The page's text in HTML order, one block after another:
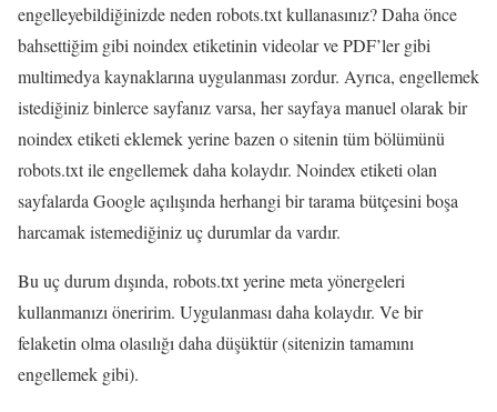
engelleyebildiğinizde neden robots.txt kullanasınız? Daha önce
bahsettiğim gibi noindex etiketinin videolar ve PDF’ler gibi
multimedya kaynaklarına uygulanması zordur. Ayrıca, engellemek
istediğiniz binlerce sayfanız varsa, her sayfaya manuel olarak bir
noindex etiketi eklemek yerine bazen o sitenin tüm bölümünü
robots.txt ile engellemek daha kolaydır. Noindex etiketi olan
sayfalarda Google açılışında herhangi bir tarama bütçesini boşa
harcamak istemediğiniz uç durumlar da vardır.
Bu uç durum dışında, robots.txt yerine meta yönergeleri
kullanmanızı öneririm. Uygulanması daha kolaydır. Ve bir
felaketin olma olasılığı daha düşüktür (sitenizin tamamını
engellemek gibi).